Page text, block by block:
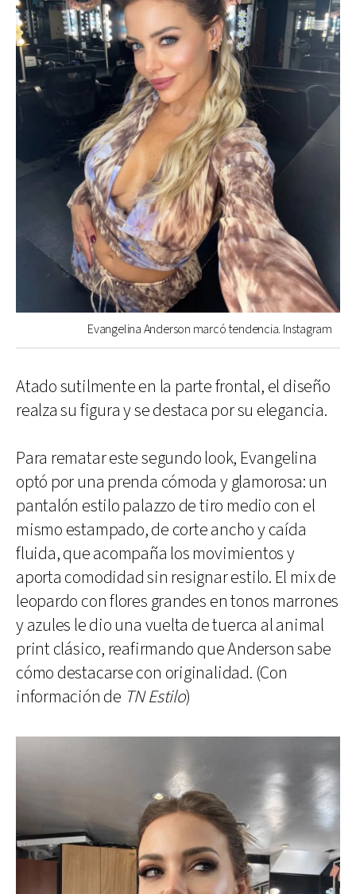
Evangelina Anderson marcó tendencia. Instagram
Atado sutilmente en la parte frontal, el diseño
realza su figura y se destaca por su elegancia.
Para rematar este segundo look, Evangelina
optó por una prenda cómoda y glamorosa: un
pantalón estilo palazzo de tiro medio con el
mismo estampado, de corte ancho y caída
fluida, que acompaña los movimientos y
aporta comodidad sin resignar estilo. El mix de
leopardo con flores grandes en tonos marrones
y azules le dio una vuelta de tuerca al animal
print clásico, reafirmando que Anderson sabe
cómo destacarse con originalidad. (Con
información de TN Estilo)